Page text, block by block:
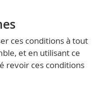
ces conditions à tout
et en utilisant ce
revoir ces conditions